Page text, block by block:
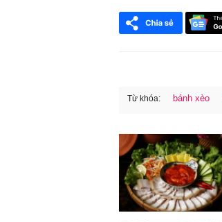
Từ khóa: bánh xèo